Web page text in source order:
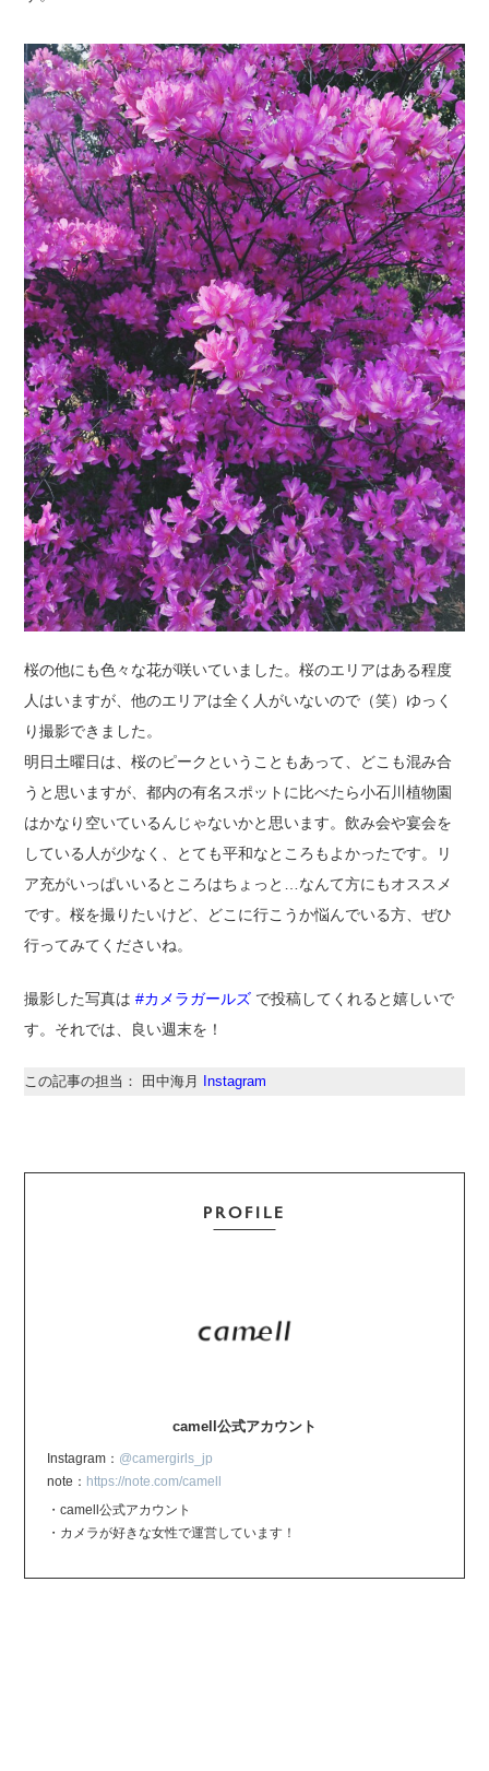
桜の他にも色々な花が咲いていました。桜のエリアはある程度
人はいますが、他のエリアは全く人がいないので（笑）ゆっく
り撮影できました。
明日土曜日は、桜のピークということもあって、どこも混み合
うと思いますが、都内の有名スポットに比べたら小石川植物園
はかなり空いているんじゃないかと思います。飲み会や宴会を
している人が少なく、とても平和なところもよかったです。リ
ア充がいっぱいいるところはちょっと…なんて方にもオススメ
です。桜を撮りたいけど、どこに行こうか悩んでいる方、ぜひ
行ってみてくださいね。
撮影した写真は #カメラガールズ で投稿してくれると嬉しいで
す。それでは、良い週末を！
この記事の担当： 田中海月 Instagram
PROFILE
camell公式アカウント
Instagram： @camergirls_jp
note： https://note.com/camell
・camell公式アカウント
・カメラが好きな女性で運営しています！